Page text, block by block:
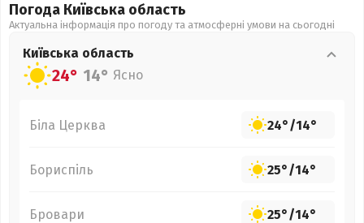
Погода Київська область
Актуальна інформація про погоду та атмосферні умови на сьогодні
Київська область
24° 14° Ясно
Біла Церква 24°/14°
Бориспіль 25°/14°
Бровари 25°/14°